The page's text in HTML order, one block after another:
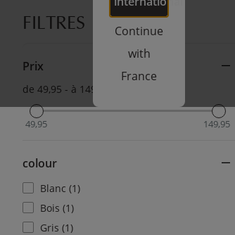
Continue
with
France
FILTRES
Prix
de 49,95 - à 149,95
49,95 149,95
colour
Blanc (1)
Bois (1)
Gris (1)